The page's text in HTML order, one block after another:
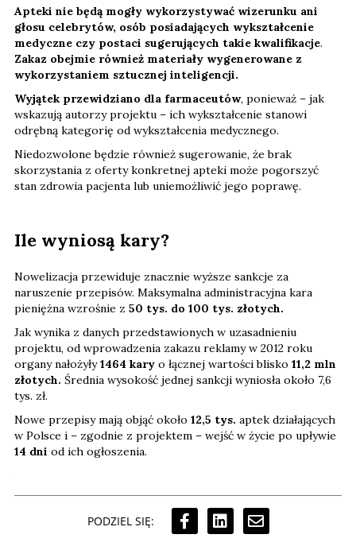
Apteki nie będą mogły wykorzystywać wizerunku ani
głosu celebrytów, osób posiadających wykształcenie
medyczne czy postaci sugerujących takie kwalifikacje.
Zakaz obejmie również materiały wygenerowane z
wykorzystaniem sztucznej inteligencji.
Wyjątek przewidziano dla farmaceutów, ponieważ – jak
wskazują autorzy projektu – ich wykształcenie stanowi
odrębną kategorię od wykształcenia medycznego.
Niedozwolone będzie również sugerowanie, że brak
skorzystania z oferty konkretnej apteki może pogorszyć
stan zdrowia pacjenta lub uniemożliwić jego poprawę.
Ile wyniosą kary?
Nowelizacja przewiduje znacznie wyższe sankcje za
naruszenie przepisów. Maksymalna administracyjna kara
pieniężna wzrośnie z 50 tys. do 100 tys. złotych.
Jak wynika z danych przedstawionych w uzasadnieniu
projektu, od wprowadzenia zakazu reklamy w 2012 roku
organy nałożyły1464 kary o łącznej wartości blisko 11,2 mln
złotych. Średnia wysokość jednej sankcji wyniosła około 7,6
tys. zł.
Nowe przepisy mają objąć około 12,5 tys. aptek działających
w Polsce i – zgodnie z projektem – wejść w życie po upływie
14 dni od ich ogłoszenia.
PODZIEL SIĘ: